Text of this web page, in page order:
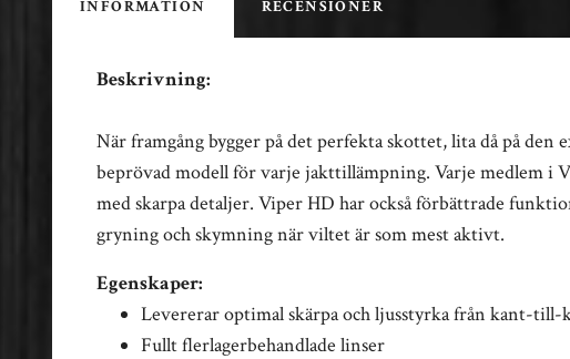
INFORMATION RECENSIONER
Beskrivning:
När framgång bygger på det perfekta skottet, lita då på
beprövad modell för varje jakttillämpning. Varje medlem i
med skarpa detaljer. Viper HD har också förbättrade
gryning och skymning när viltet är som mest aktivt.
Egenskaper:
Levererar optimal skärpa och ljusstyrka från kant-till-
Fullt flerlagerbehandlade linser